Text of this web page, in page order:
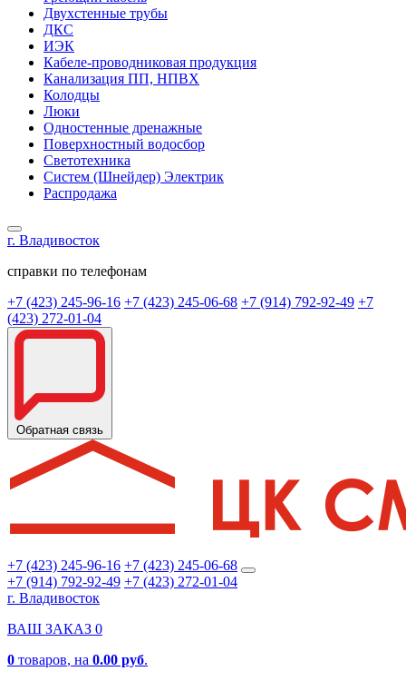
Двухстенные трубы
ДКС
ИЭК
Кабеле-проводниковая продукция
Канализация ПП, НПВХ
Колодцы
Люки
Одностенные дренажные
Поверхностный водосбор
Светотехника
Систем (Шнейдер) Электрик
Распродажа
г. Владивосток
справки по телефонам
+7 (423) 245-96-16 +7 (423) 245-06-68 +7 (914) 792-92-49 +7
(423) 272-01-04
Обратная связь
+7 (423) 245-96-16 +7 (423) 245-06-68
+7 (914) 792-92-49 +7 (423) 272-01-04
г. Владивосток
ВАШ ЗАКАЗ 0
0 товаров, на 0.00 руб.